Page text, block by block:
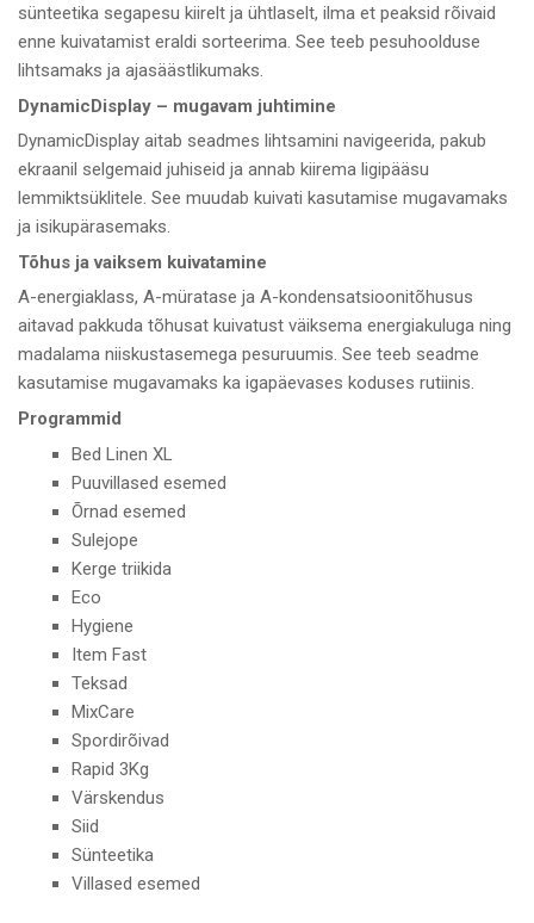
sünteetika segapesu kiirelt ja ühtlaselt, ilma et peaksid rõivaid
enne kuivatamist eraldi sorteerima. See teeb pesuhoolduse
lihtsamaks ja ajasäästlikumaks.
DynamicDisplay – mugavam juhtimine
DynamicDisplay aitab seadmes lihtsamini navigeerida, pakub
ekraanil selgemaid juhiseid ja annab kiirema ligipääsu
lemmiktsüklitele. See muudab kuivati kasutamise mugavamaks
ja isikupärasemaks.
Tõhus ja vaiksem kuivatamine
A-energiaklass, A-müratase ja A-kondensatsioonitõhusus
aitavad pakkuda tõhusat kuivatust väiksema energiakuluga ning
madalama niiskustasemega pesuruumis. See teeb seadme
kasutamise mugavamaks ka igapäevases koduses rutiinis.
Programmid
Bed Linen XL
Puuvillased esemed
Õrnad esemed
Sulejope
Kerge triikida
Eco
Hygiene
Item Fast
Teksad
MixCare
Spordirõivad
Rapid 3Kg
Värskendus
Siid
Sünteetika
Villased esemed